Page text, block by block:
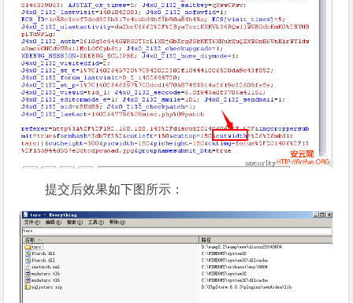
提交后效果如下图所示：